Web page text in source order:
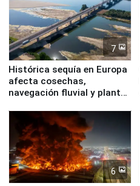
7
Histórica sequía en Europa
afecta cosechas,
navegación fluvial y plantas
6